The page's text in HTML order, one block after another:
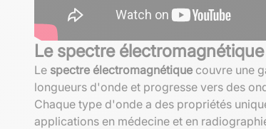
Le spectre
Le spectre électromagnétique couvre une
longueurs d'onde et progresse vers des
Chaque type d'onde a des propriétés
applications en médecine et en